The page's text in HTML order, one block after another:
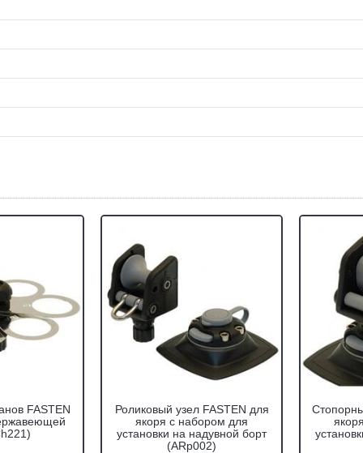
FASTEN
Роликовый узел FASTEN для
якоря с набором для
установки на надувной борт
(ARp002)